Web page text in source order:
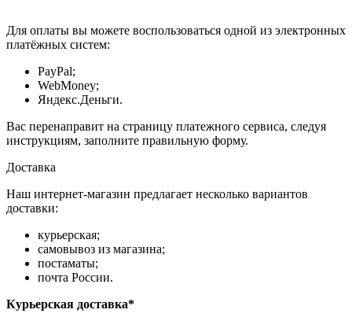
Для оплаты вы можете воспользоваться одной из электронных
платёжных систем:
PayPal;
WebMoney;
Яндекс.Деньги.
Вас перенаправит на страницу платежного сервиса, следуя
инструкциям, заполните правильную форму.
Доставка
Наш интернет-магазин предлагает несколько вариантов
доставки:
курьерская;
самовывоз из магазина;
постаматы;
почта России.
Курьерская доставка*